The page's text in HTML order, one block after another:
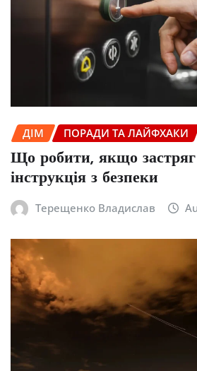
ДІМ ПОРАДИ ТА ЛАЙФХАКИ
Що робити, якщо застряг
інструкція з безпеки
Терещенко Владислав